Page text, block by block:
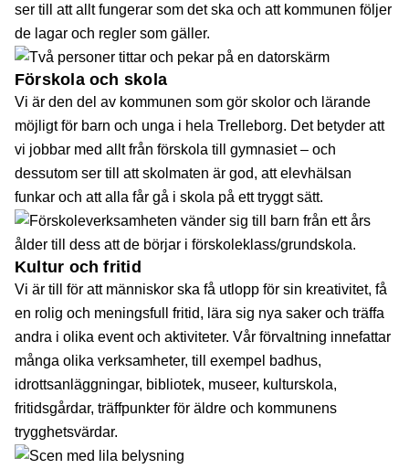
ser till att allt fungerar som det ska och att kommunen följer
de lagar och regler som gäller.
Förskola och skola
Vi är den del av kommunen som gör skolor och lärande
möjligt för barn och unga i hela Trelleborg. Det betyder att
vi jobbar med allt från förskola till gymnasiet – och
dessutom ser till att skolmaten är god, att elevhälsan
funkar och att alla får gå i skola på ett tryggt sätt.
Kultur och fritid
Vi är till för att människor ska få utlopp för sin kreativitet, få
en rolig och meningsfull fritid, lära sig nya saker och träffa
andra i olika event och aktiviteter. Vår förvaltning innefattar
många olika verksamheter, till exempel badhus,
idrottsanläggningar, bibliotek, museer, kulturskola,
fritidsgårdar, träffpunkter för äldre och kommunens
trygghetsvärdar.